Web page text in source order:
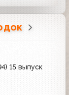
15 выпуск